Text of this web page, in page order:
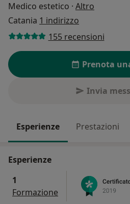
Medico estetico · Altro
Catania 1 indirizzo
155 recensioni
Prenota
Invia
Esperienze Prestazioni
Esperienze
1
Formazione